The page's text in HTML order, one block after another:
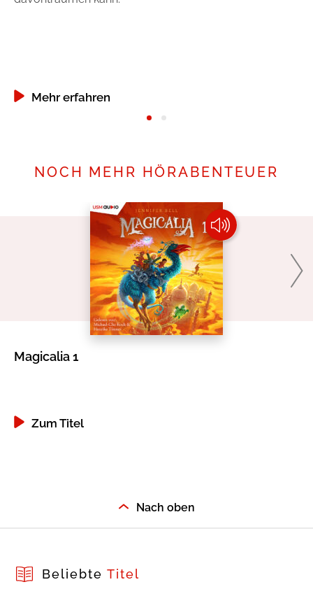
Mehr erfahren
NOCH MEHR HÖRABENTEUER
Magicalia 1
Zum Titel
Nach oben
Beliebte Titel